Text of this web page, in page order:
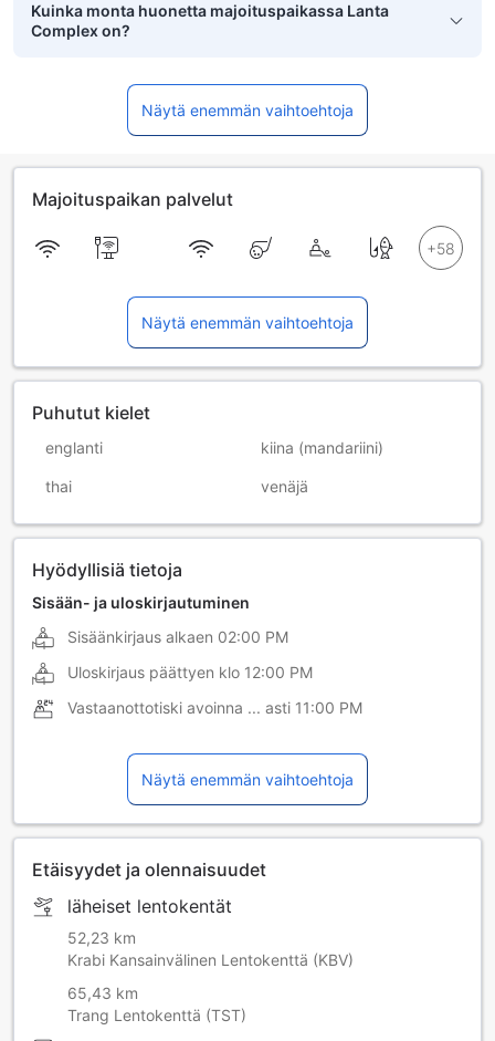
Kuinka monta huonetta majoituspaikassa Lanta
Complex on?
Näytä enemmän vaihtoehtoja
Majoituspaikan palvelut
Näytä enemmän vaihtoehtoja
Puhutut kielet
englanti kiina (mandariini)
thai venäjä
Hyödyllisiä tietoja
Sisään- ja uloskirjautuminen
Sisäänkirjaus alkaen 02:00 PM
Uloskirjaus päättyen klo 12:00 PM
Vastaanottotiski avoinna ... asti 11:00 PM
Näytä enemmän vaihtoehtoja
Etäisyydet ja olennaisuudet
läheiset lentokentät
52,23 km
Krabi Kansainvälinen Lentokenttä (KBV)
65,43 km
Trang Lentokenttä (TST)